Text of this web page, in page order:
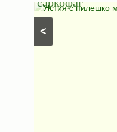
<
Ястия с пилешко